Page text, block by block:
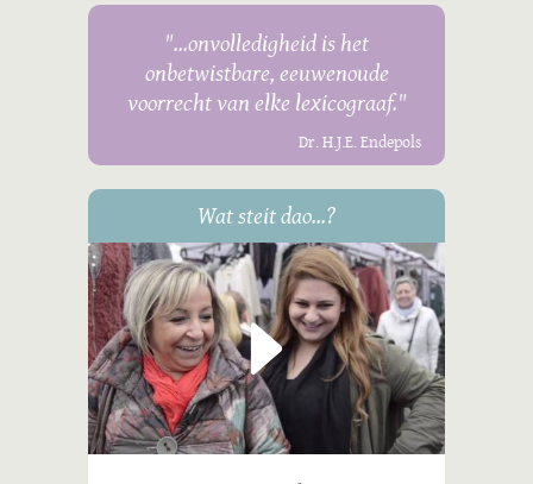
"...onvolledigheid is het
onbetwistbare, eeuwenoude
voorrecht van elke lexicograaf."
Dr. H.J.E. Endepols
Wat steit dao...?